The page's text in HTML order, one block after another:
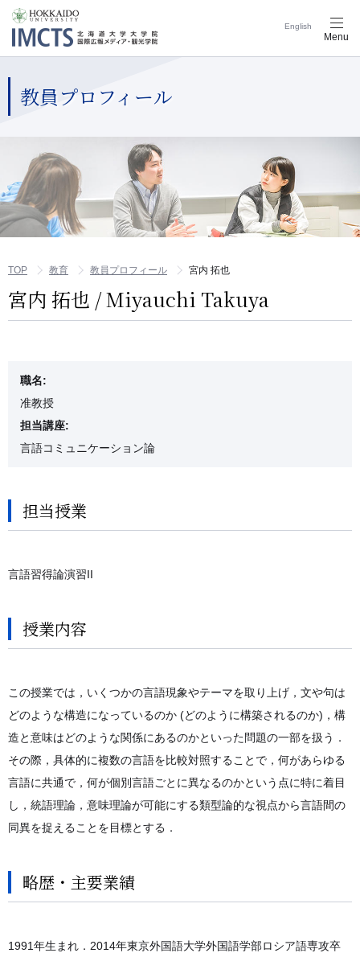
English
メ
ュ
シ
Menu
教員プロフィール
TOP 教育 教員プロフィール 宮内 拓也
宮内 拓也 / Miyauchi Takuya
職名:
准教授
担当講座:
言語コミュニケーション論
担当授業
言語習得論演習II
授業内容
この授業では，いくつかの言語現象やテーマを取り上げ，文や句は
どのような構造になっているのか (どのように構築されるのか)，構
造と意味はどのような関係にあるのかといった問題の一部を扱う．
その際，具体的に複数の言語を比較対照することで，何があらゆる
言語に共通で，何が個別言語ごとに異なるのかという点に特に着目
し，統語理論，意味理論が可能にする類型論的な視点から言語間の
同異を捉えることを目標とする．
略歴・主要業績
1991年生まれ．2014年東京外国語大学外国語学部ロシア語専攻卒